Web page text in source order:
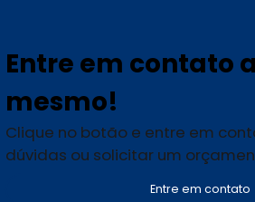
Entre em contato
mesmo!
Clique no botão e entre em
dúvidas ou solicitar um
Entre em contato